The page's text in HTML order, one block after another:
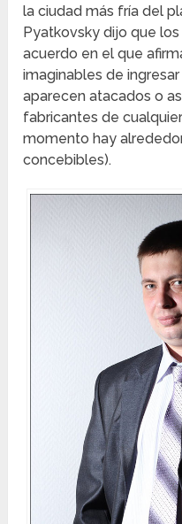
la ciudad más fría del
Pyatkovsky dijo que
acuerdo en el que
imaginables de
aparecen atacados o
fabricantes de
momento hay
concebibles).